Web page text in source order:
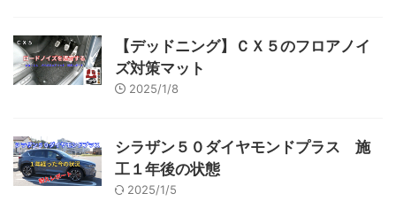
【デッドニング】ＣＸ５のフロアノイ
ズ対策マット
2025/1/8
シラザン５０ダイヤモンドプラス 施
工１年後の状態
2025/1/5